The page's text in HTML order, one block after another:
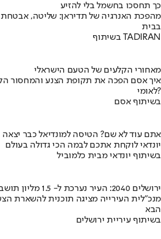
כך תחסכו בחשמל בלי להזיע
מהפכת האנרגיה של תדיראן: שליטה, אבטחת
בבית
בשיתוף TADIRAN
מאחורי הקלעים של הטעם הישראלי
לאומי?
בשיתוף אסם
אתם עוד לא שם? הטיסה למונדיאל כבר יצאה
יונדאי לוקחת אתכם לבמה הכי גדולה בעולם
בשיתוף יונדאי מבית כלמוביל
ירושלים 2040: העיר נערכת ל- 1.5 מליון תושבים
מנכ"לית העירייה מציגה תוכנית להשארת
הבא
בשיתוף עיריית ירושלים